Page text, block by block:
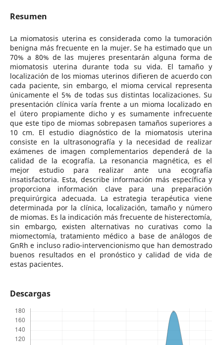
Resumen
La miomatosis uterina es considerada como la tumoración
benigna más frecuente en la mujer. Se ha estimado que un
70% a 80% de las mujeres presentarán alguna forma de
miomatosis uterina durante toda su vida. El tamaño y
localización de los miomas uterinos difieren de acuerdo con
cada paciente, sin embargo, el mioma cervical representa
únicamente el 5% de todas sus distintas localizaciones. Su
presentación clínica varía frente a un mioma localizado en
el útero propiamente dicho y es sumamente infrecuente
que este tipo de miomas sobrepasen tamaños superiores a
10 cm. El estudio diagnóstico de la miomatosis uterina
consiste en la ultrasonografía y la necesidad de realizar
exámenes de imagen complementarios dependerá de la
calidad de la ecografía. La resonancia magnética, es el
mejor estudio para realizar ante una ecografía
insatisfactoria. Esta, describe información más específica y
proporciona información clave para una preparación
prequirúrgica adecuada. La estrategia terapéutica viene
determinada por la clínica, localización, tamaño y número
de miomas. Es la indicación más frecuente de histerectomía,
sin embargo, existen alternativas no curativas como la
miomectomía, tratamiento médico a base de análogos de
GnRh e incluso radio-intervencionismo que han demostrado
buenos resultados en el pronóstico y calidad de vida de
estas pacientes.
Descargas